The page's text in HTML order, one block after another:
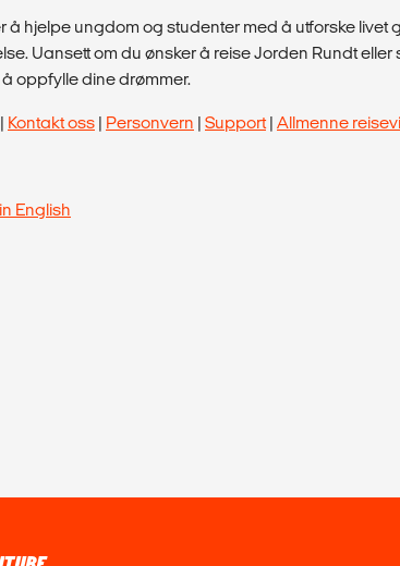
å hjelpe ungdom og studenter med å utforske livet
Uansett om du ønsker å reise Jorden Rundt eller
oppfylle dine drømmer.
| Kontakt oss | Personvern | Support| Allmenne
English